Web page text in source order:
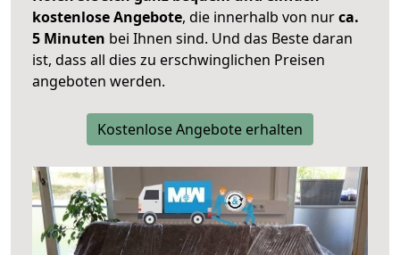
kostenlose Angebote, die innerhalb von nurca.
5 Minuten bei Ihnen sind. Und das Beste daran
ist, dass all dies zu erschwinglichen Preisen
angeboten werden.
Kostenlose Angebote erhalten